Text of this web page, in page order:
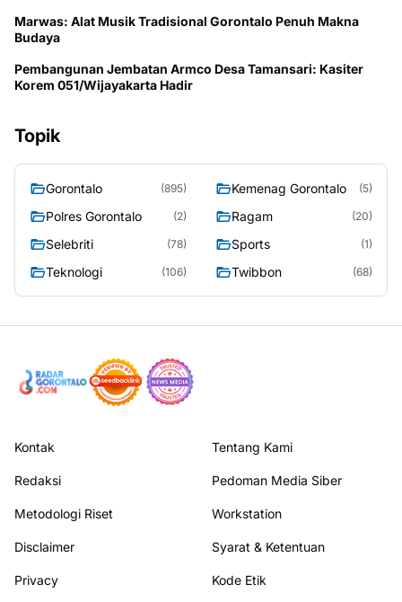
Marwas: Alat Musik Tradisional Gorontalo Penuh Makna
Budaya
Pembangunan Jembatan Armco Desa Tamansari: Kasiter
Korem 051/Wijayakarta Hadir
Topik
Gorontalo (895) Kemenag Gorontalo (5)
Polres Gorontalo (2) Ragam (20)
Selebriti (78) Sports (1)
Teknologi (106) Twibbon (68)
Kontak Tentang Kami
Redaksi Pedoman Media Siber
Metodologi Riset Workstation
Disclaimer Syarat & Ketentuan
Privacy Kode Etik